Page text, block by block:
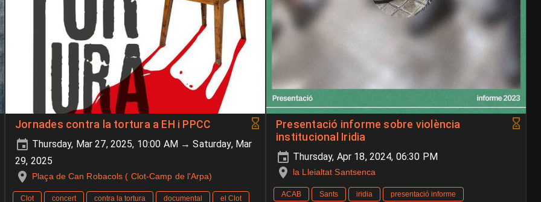
Jornades contra la tortura a EH i PPCC
Thursday, Mar 27, 2025, 10:00 AM → Saturday, Mar
29, 2025
Plaça de Can Robacols ( Clot-Camp de l'Arpa)
Clot concert contra la tortura documental el Clot
Presentació informe sobre violència
institucional Iridia
Thursday, Apr 18, 2024, 06:30 PM
la Lleialtat Santsenca
ACAB Sants iridia presentació informe